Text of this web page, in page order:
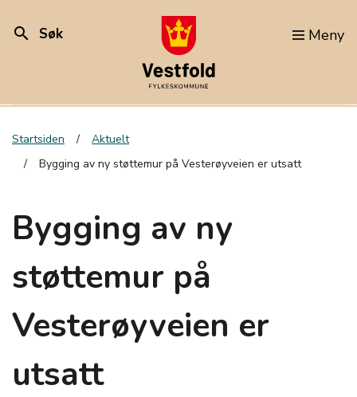
search Søk Meny
Startsiden
Aktuelt
Bygging av ny støttemur på Vesterøyveien er utsatt
Bygging av ny
støttemur på
Vesterøyveien er
utsatt